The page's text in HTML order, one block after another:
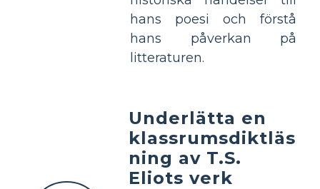
hans poesi och förstå
hans påverkan på
litteraturen.
Underlätta en
klassrumsdiktläs
ning av T.S.
Eliots verk